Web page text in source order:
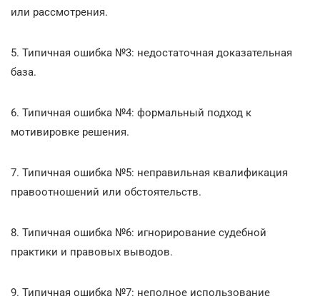
или рассмотрения.
5. Типичная ошибка №3: недостаточная доказательная
база.
6. Типичная ошибка №4: формальный подход к
мотивировке решения.
7. Типичная ошибка №5: неправильная квалификация
правоотношений или обстоятельств.
8. Типичная ошибка №6: игнорирование судебной
практики и правовых выводов.
9. Типичная ошибка №7: неполное использование